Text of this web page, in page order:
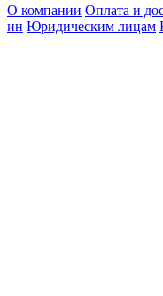
О компании Оплата и
ин Юридическим лицам